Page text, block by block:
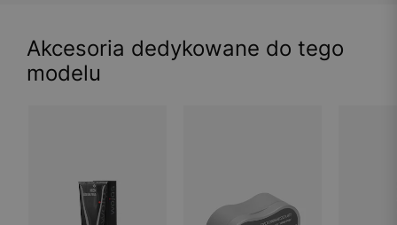
Akcesoria dedykowane do tego
modelu